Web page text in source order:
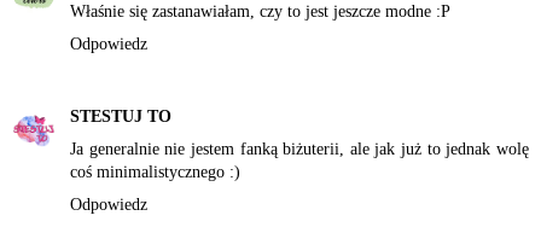
Właśnie się zastanawiałam, czy to jest jeszcze modne :P
Odpowiedz
STESTUJ TO
Ja generalnie nie jestem fanką biżuterii, ale jak już to jednak wolę
coś minimalistycznego :)
Odpowiedz